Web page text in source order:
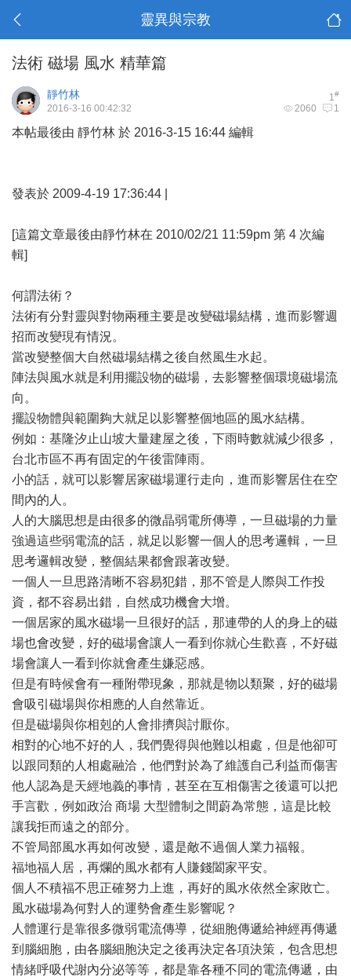
靈異與宗教
法術 磁場 風水 精華篇
1#
靜竹林
2060 1
2016-3-16 00:42:32
本帖最後由 靜竹林 於 2016-3-15 16:44 編輯
發表於 2009-4-19 17:36:44 |
[這篇文章最後由靜竹林在 2010/02/21 11:59pm 第 4 次編
輯]
何謂法術？
法術有分對靈與對物兩種主要是改變磁場結構，進而影響週
招而改變現有情況。
當改變整個大自然磁場結構之後自然風生水起。
陣法與風水就是利用擺設物的磁場，去影響整個環境磁場流
向。
擺設物體與範圍夠大就足以影響整個地區的風水結構。
例如：基隆汐止山坡大量建屋之後，下雨時數就減少很多，
台北市區不再有固定的午後雷陣雨。
小的話，就可以影響居家磁場運行走向，進而影響居住在空
間內的人。
人的大腦思想是由很多的微晶弱電所傳導，一旦磁場的力量
強過這些弱電流的話，就足以影響一個人的思考邏輯，一旦
思考邏輯改變，整個結果都會跟著改變。
一個人一旦思路清晰不容易犯錯，那不管是人際與工作投
資，都不容易出錯，自然成功機會大增。
一個居家的風水磁場一旦很好的話，那連帶的人的身上的磁
場也會改變，好的磁場會讓人一看到你就心生歡喜，不好磁
場會讓人一看到你就會產生嫌惡感。
但是有時候會有一種附帶現象，那就是物以類聚，好的磁場
會吸引磁場與你相應的人自然靠近。
但是磁場與你相剋的人會排擠與討厭你。
相對的心地不好的人，我們覺得與他難以相處，但是他卻可
以跟同類的人相處融洽，他們對於為了維護自己利益而傷害
他人認為是天經地義的事情，甚至在互相傷害之後還可以把
手言歡，例如政治 商場 大型體制之間蔚為常態，這是比較
讓我拒而遠之的部分。
不管局部風水再如何改變，還是敵不過個人業力福報。
福地福人居，再爛的風水都有人賺錢闔家平安。
個人不積福不思正確努力上進，再好的風水依然全家敗亡。
風水磁場為何對人的運勢會產生影響呢？
人體運行是靠很多微弱電流傳導，從細胞傳遞給神經再傳遞
到腦細胞，由各腦細胞決定之後再決定各項決策，包含思想
情緒呼吸代謝內分泌等等，都是靠各種不同的電流傳遞，由